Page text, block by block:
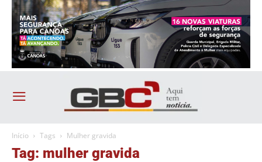
Início Tags Mulher gravida
Tag: mulher gravida